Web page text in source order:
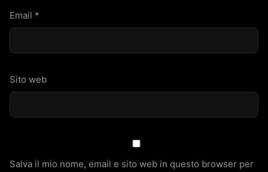
Email *
Sito web
Salva il mio nome, email e sito web in questo browser per